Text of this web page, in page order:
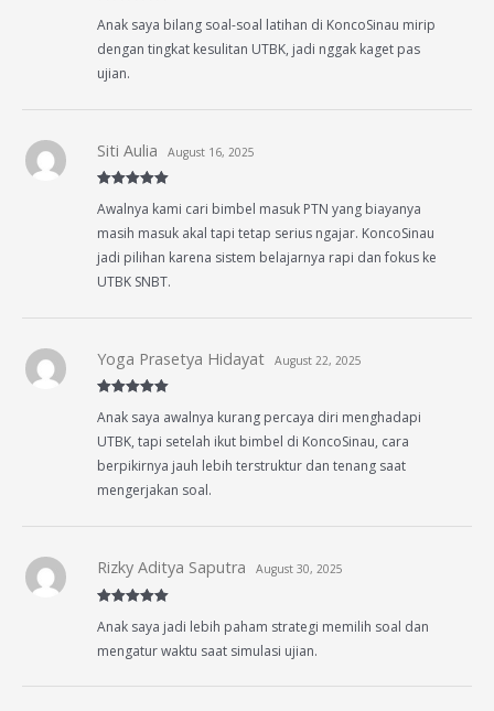
of 5
Anak saya bilang soal-soal latihan di KoncoSinau mirip
dengan tingkat kesulitan UTBK, jadi nggak kaget pas
ujian.
of 5
Siti Aulia August 16, 2025
Awalnya kami cari bimbel masuk PTN yang biayanya
masih masuk akal tapi tetap serius ngajar. KoncoSinau
jadi pilihan karena sistem belajarnya rapi dan fokus ke
UTBK SNBT.
of 5
Yoga Prasetya Hidayat August 22, 2025
Anak saya awalnya kurang percaya diri menghadapi
UTBK, tapi setelah ikut bimbel di KoncoSinau, cara
berpikirnya jauh lebih terstruktur dan tenang saat
mengerjakan soal.
of 5
Rizky Aditya Saputra August 30, 2025
Anak saya jadi lebih paham strategi memilih soal dan
mengatur waktu saat simulasi ujian.